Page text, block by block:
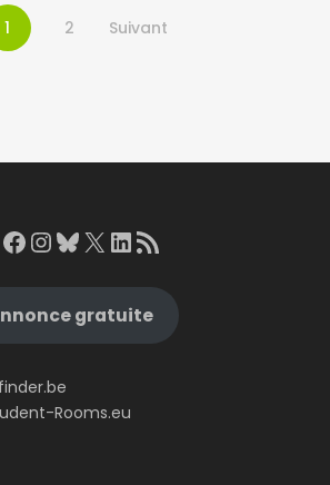
1 2 Suivant
Facebook
Instagram
Bluesky
X LinkedIn
RSS Feed
gratuite
Rooms.eu